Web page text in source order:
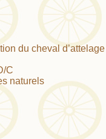
du cheval d’attelage
C
naturels